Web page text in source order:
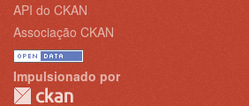
API do CKAN
Associação CKAN
Impulsionado por